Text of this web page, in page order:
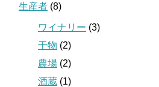
生産者 (8)
ワイナリー (3)
干物 (2)
農場 (2)
酒蔵 (1)